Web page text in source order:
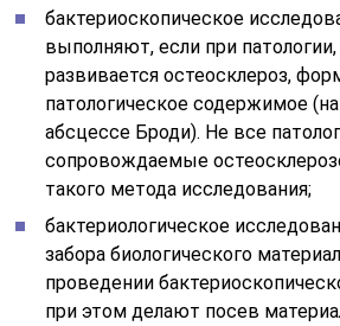
характеристикам
возбудителя.
Симптомы
Основная сложность лечения
заключается в том, что его тяжело
Кстати, остеосклероз может
кости, но и хрящи. Конечно, на
увидеть деструкцию ткани,
болезни, но обычно рентген не
симптомов. Уже на более поздних